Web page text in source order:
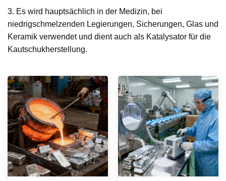
3. Es wird hauptsächlich in der Medizin, bei
niedrigschmelzenden Legierungen, Sicherungen, Glas und
Keramik verwendet und dient auch als Katalysator für die
Kautschukherstellung.